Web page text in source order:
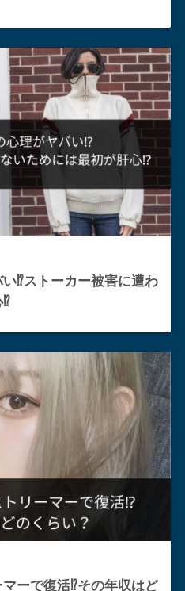
⁉︎ストーカー被害に遭わ
⁉︎
マーで復活⁉︎その年収はど